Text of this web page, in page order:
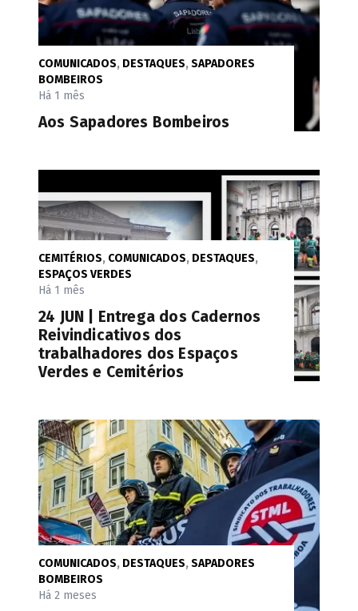
COMUNICADOS, DESTAQUES,SAPADORES
BOMBEIROS
Há 1 mês
Aos Sapadores Bombeiros
CEMITÉRIOS, COMUNICADOS, DESTAQUES,
ESPAÇOS VERDES
Há 1 mês
24 JUN | Entrega dos Cadernos
Reivindicativos dos
trabalhadores dos Espaços
Verdes e Cemitérios
COMUNICADOS, DESTAQUES,SAPADORES
BOMBEIROS
Há 2 meses